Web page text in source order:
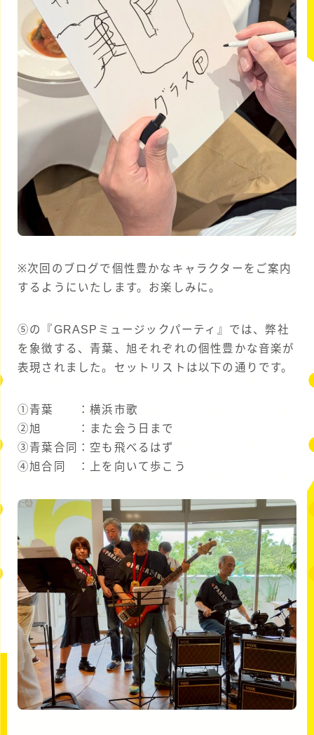
※次回のブログで個性豊かなキャラクターをご案内
するようにいたします。お楽しみに。
➄の『GRASPミュージックパーティ』では、弊社
を象徴する、青葉、旭それぞれの個性豊かな音楽が
表現されました。セットリストは以下の通りです。
➀青葉 ：横浜市歌
➁旭 ：また会う日まで
➂青葉合同：空も飛べるはず
➃旭合同 ：上を向いて歩こう